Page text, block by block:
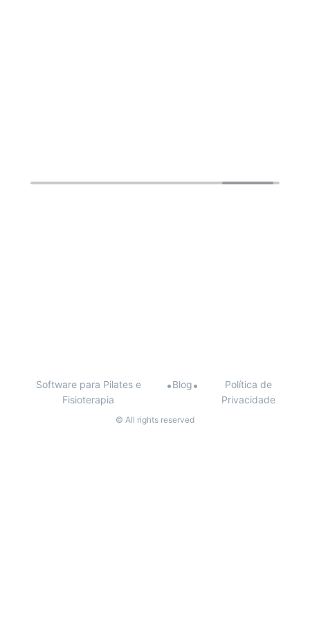
Software para Pilates e
Fisioterapia
•Blog•
Política de
Privacidade
© All rights reserved